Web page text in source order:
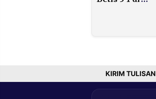
KIRIM TULISAN